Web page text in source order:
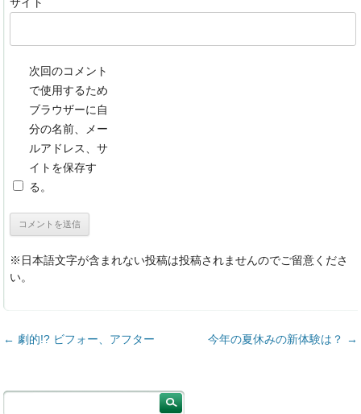
次回のコメント
で使用するため
ブラウザーに自
分の名前、メー
ルアドレス、サ
イトを保存す
る。
※日本語文字が含まれない投稿は投稿されませんのでご留意くださ
い。
投稿ナビゲーション
← 劇的!? ビフォー、アフター 今年の夏休みの新体験は？ →